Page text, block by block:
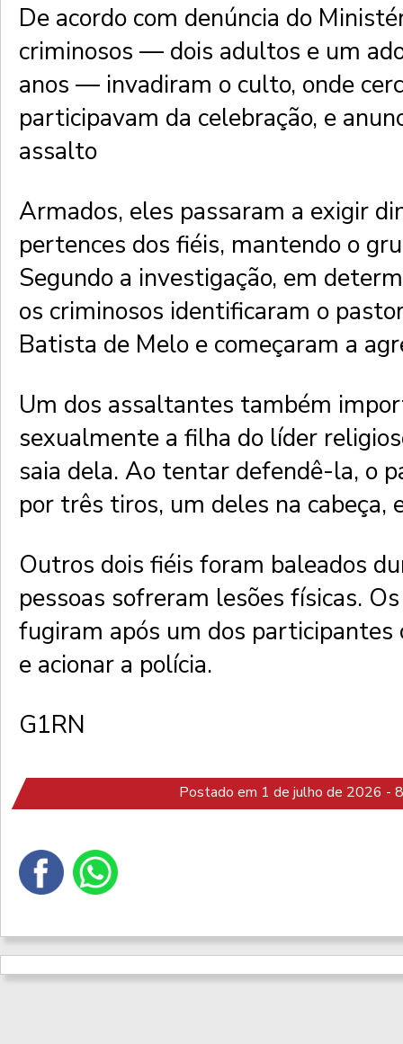
De acordo com denúncia do
criminosos — dois adultos e um
anos — invadiram o culto, onde
participavam da celebração, e
assalto
Armados, eles passaram a exigir
pertences dos fiéis, mantendo o
Segundo a investigação, em
os criminosos identificaram o
Batista de Melo e começaram a
Um dos assaltantes também
sexualmente a filha do líder
saia dela. Ao tentar defendê-la, o
por três tiros, um deles na cabeça,
Outros dois fiéis foram baleados
pessoas sofreram lesões físicas.
fugiram após um dos participantes
e acionar a polícia.
G1RN
Postado em 1 de julho de 2026 -